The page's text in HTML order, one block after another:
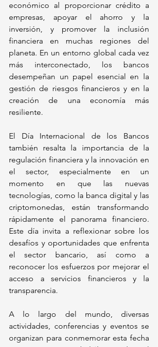
económico al proporcionar crédito a
empresas, apoyar el ahorro y la
inversión, y promover la inclusión
financiera en muchas regiones del
planeta. En un entorno global cada vez
más interconectado, los bancos
desempeñan un papel esencial en la
gestión de riesgos financieros y en la
creación de una economía más
resiliente.
El Día Internacional de los Bancos
también resalta la importancia de la
regulación financiera y la innovación en
el sector, especialmente en un
momento en que las nuevas
tecnologías, como la banca digital y las
criptomonedas, están transformando
rápidamente el panorama financiero.
Este día invita a reflexionar sobre los
desafíos y oportunidades que enfrenta
el sector bancario, así como a
reconocer los esfuerzos por mejorar el
acceso a servicios financieros y la
transparencia.
A lo largo del mundo, diversas
actividades, conferencias y eventos se
organizan para conmemorar esta fecha